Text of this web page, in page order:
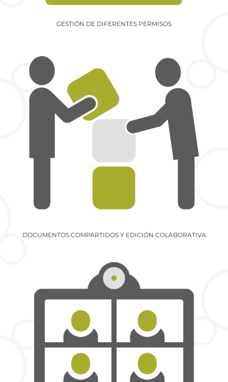
GESTIÓN DE DIFERENTES PERMISOS
DOCUMENTOS COMPARTIDOS Y EDICIÓN COLABORATIVA